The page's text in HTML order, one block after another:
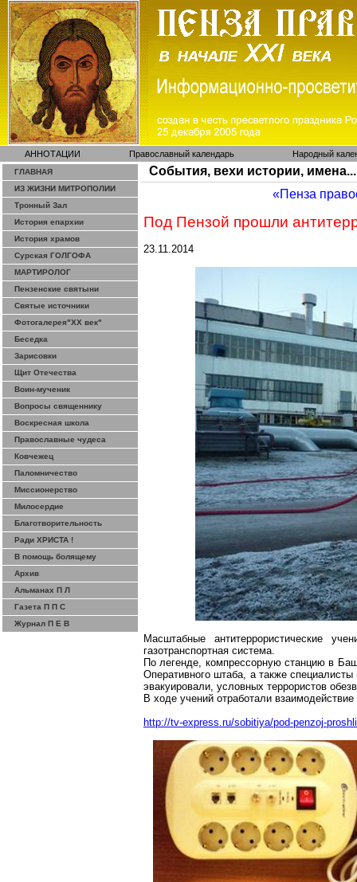
АННОТАЦИИ Православный календарь Народный
ГЛАВНАЯ
ИЗ ЖИЗНИ МИТРОПОЛИИ
Тронный Зал
История епархии
История храмов
Сурская ГОЛГОФА
МАРТИРОЛОГ
Пензенские святыни
Святые источники
Фотогалерея"ХХ век"
Беседка
Зарисовки
Щит Отечества
Воин-мученик
Вопросы священнику
Воскресная школа
Православные чудеса
Ковчежец
Паломничество
Миссионерство
Милосердие
Благотворительность
Ради ХРИСТА !
В помощь болящему
Архив
Альманах П Л
Газета П П С
Журнал П Е В
События, вехи истории, имена...
«Пенза
Под Пензой прошли
23.11.2014
Масштабные антитеррористические
газотранспортная система.
По легенде, компрессорную станцию в
Оперативного штаба, а также
эвакуировали, условных террористов
В ходе учений отработали
http://tv-express.ru/sobitiya/pod-penzoj-